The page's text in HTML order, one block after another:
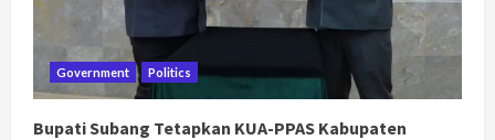
Government Politics
Bupati Subang Tetapkan KUA-PPAS Kabupaten